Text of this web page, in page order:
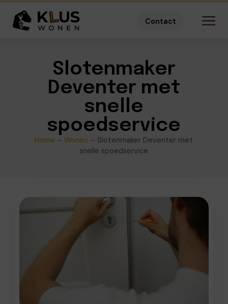
Contact
Slotenmaker
Deventer met
snelle
spoedservice
Home –Wonen – Slotenmaker Deventer met
snelle spoedservice